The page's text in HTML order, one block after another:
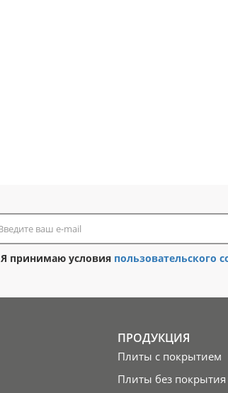
Я принимаю условия пользовательского
ПРОДУКЦИЯ
Плиты с покрытием
Плиты без покрытия